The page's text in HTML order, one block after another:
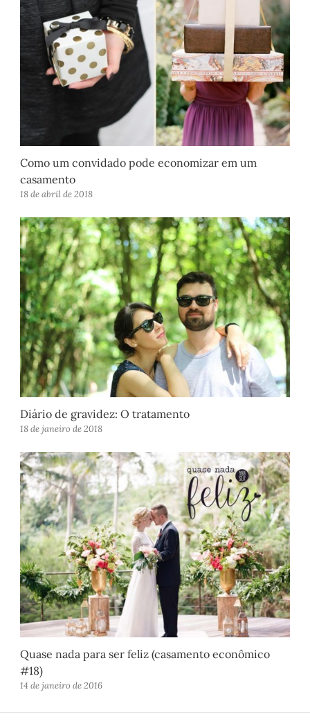
Como um convidado pode economizar em um
casamento
18 de abril de 2018
Diário de gravidez: O tratamento
18 de janeiro de 2018
Quase nada para ser feliz (casamento econômico
#18)
14 de janeiro de 2016